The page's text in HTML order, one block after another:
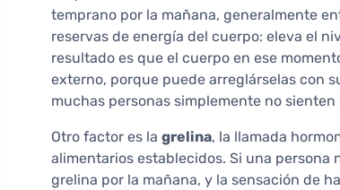
temprano por la mañana, generalmente
reservas de energía del cuerpo: eleva el
resultado es que el cuerpo en ese
externo, porque puede arreglárselas con
muchas personas simplemente no
Otro factor es la grelina, la llamada
alimentarios establecidos. Si una persona
grelina por la mañana, y la sensación de